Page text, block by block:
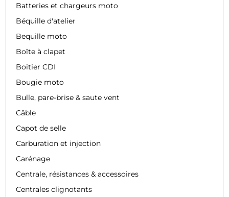
Batteries et chargeurs moto
Béquille d'atelier
Bequille moto
Boîte à clapet
Boitier CDI
Bougie moto
Bulle, pare-brise & saute vent
Câble
Capot de selle
Carburation et injection
Carénage
Centrale, résistances & accessoires
Centrales clignotants